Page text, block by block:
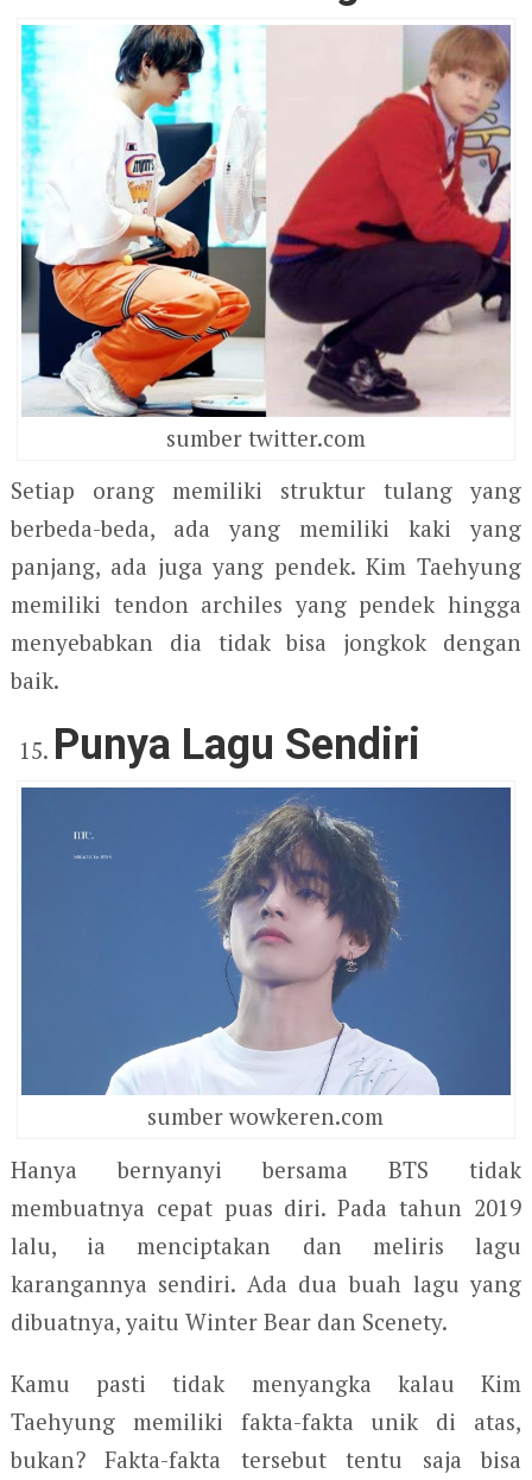
sumber twitter.com
Setiap orang memiliki struktur tulang yang
berbeda-beda, ada yang memiliki kaki yang
panjang, ada juga yang pendek. Kim Taehyung
memiliki tendon archiles yang pendek hingga
menyebabkan dia tidak bisa jongkok dengan
baik.
Punya Lagu Sendiri
sumber wowkeren.com
Hanya bernyanyi bersama BTS tidak
membuatnya cepat puas diri. Pada tahun 2019
lalu, ia menciptakan dan meliris lagu
karangannya sendiri. Ada dua buah lagu yang
dibuatnya, yaitu Winter Bear dan Scenety.
Kamu pasti tidak menyangka kalau Kim
Taehyung memiliki fakta-fakta unik di atas,
bukan? Fakta-fakta tersebut tentu saja bisa